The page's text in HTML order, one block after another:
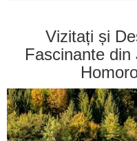
Vizitați și
Fascinante